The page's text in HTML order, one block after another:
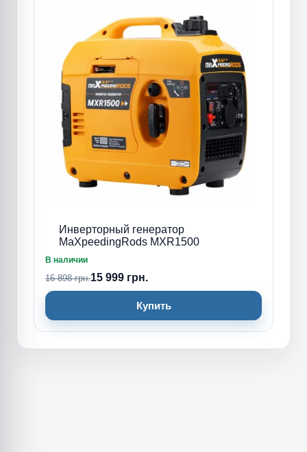
Инверторный генератор
MaXpeedingRods MXR1500
В наличии
16 898 грн.15 999 грн.
Купить